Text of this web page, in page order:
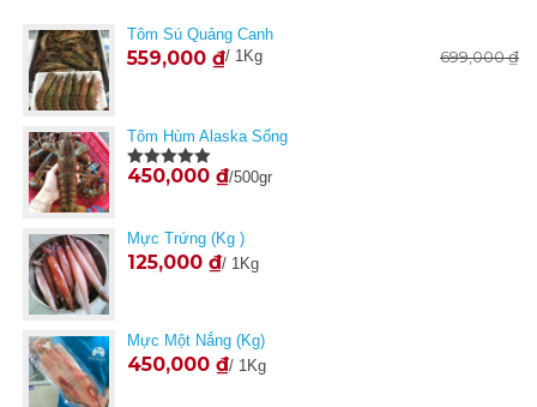
Tôm Sú Quảng Canh
699,000₫
559,000 ₫/ 1Kg
Tôm Hùm Alaska Sống
Được xếp
450,000 ₫/500gr
Mực Trứng (Kg )
125,000 ₫/ 1Kg
Mực Một Nắng (kg)
450,000 ₫/ 1Kg